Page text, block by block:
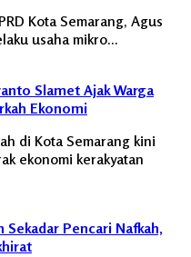
Kota Semarang, Agus
usaha mikro…
Slamet Ajak Warga
Ekonomi
di Kota Semarang kini
ekonomi kerakyatan
Sekadar Pencari Nafkah,